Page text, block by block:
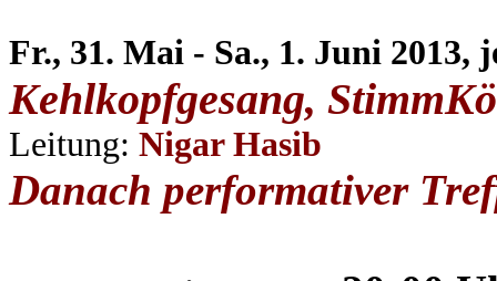
Fr., 31. Mai - Sa., 1. Juni 2013,
Kehlkopfgesang,
Leitung: Nigar Hasib
Danach performativer